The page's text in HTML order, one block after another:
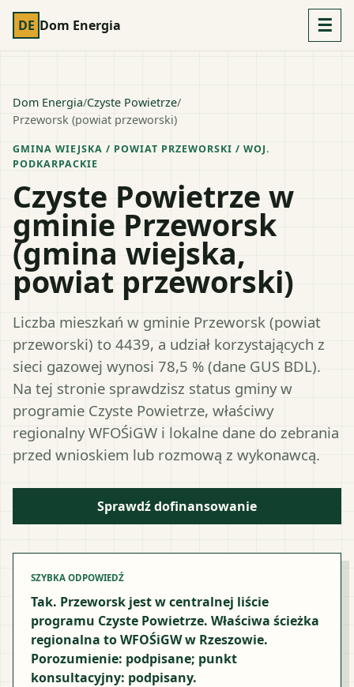
DE Dom Energia ☰
Dom Energia/Czyste Powietrze/
Przeworsk (powiat przeworski)
GMINA WIEJSKA / POWIAT PRZEWORSKI / WOJ.
PODKARPACKIE
Czyste Powietrze w
gminie Przeworsk
(gmina wiejska,
powiat przeworski)
Liczba mieszkań w gminie Przeworsk (powiat
przeworski) to 4439, a udział korzystających z
sieci gazowej wynosi 78,5 % (dane GUS BDL).
Na tej stronie sprawdzisz status gminy w
programie Czyste Powietrze, właściwy
regionalny WFOŚiGW i lokalne dane do zebrania
przed wnioskiem lub rozmową z wykonawcą.
Sprawdź dofinansowanie
SZYBKA ODPOWIEDŹ
Tak. Przeworsk jest w centralnej liście
programu Czyste Powietrze. Właściwa ścieżka
regionalna to WFOŚiGW w Rzeszowie.
Porozumienie: podpisane; punkt
konsultacyjny: podpisany.